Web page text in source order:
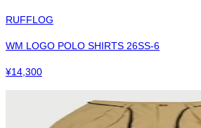
RUFFLOG
WM LOGO POLO SHIRTS 26SS-6
¥14,300